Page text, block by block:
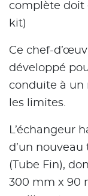
complète doit
kit)
Ce chef-
développé
conduite à un
les limites.
L’échangeur
d’un
(Tube Fin),
300 mm x 90